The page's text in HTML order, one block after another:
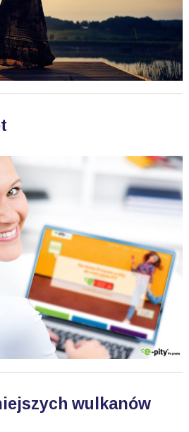
wulkanów